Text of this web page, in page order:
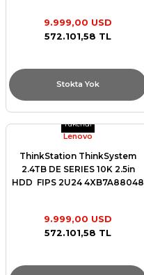
9.999,00 USD
572.101,58 TL
Stokta Yok
Tükendi
Lenovo
ThinkStation ThinkSystem
2.4TB DE SERIES 10K 2.5in
HDD FIPS 2U24 4XB7A88048
9.999,00 USD
572.101,58 TL